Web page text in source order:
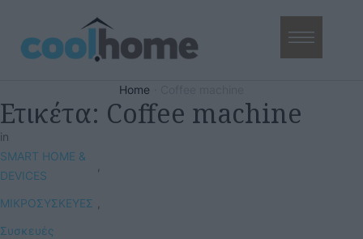
Home
Ετικέτα: Coffee machine
in
SMART HOME &
DEVICES
ΜΙΚΡΟΣΥΣΚΕΥΕΣ
Συσκευές